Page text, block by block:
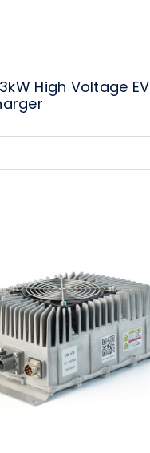
High Voltage EV